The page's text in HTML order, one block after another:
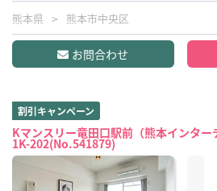
熊本県 熊本市中央区
お問合わせ
割引キャンペーン
Kマンスリー竜田口駅前（熊本インター
1K-202(No.541879)